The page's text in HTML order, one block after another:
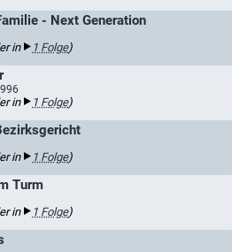
- Next Generation
in 1 Folge)
in 1 Folge)
in 1 Folge)
Turm
in 1 Folge)